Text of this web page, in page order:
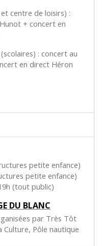
centre de loisirs) :
+ concert en
: concert au
en direct Héron
petite enfance)
petite enfance)
(tout public)
DU BLANC
par Très Tôt
Pôle nautique